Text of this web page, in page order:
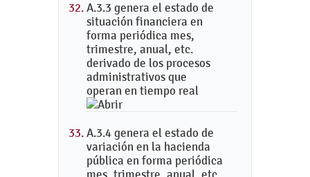
A.3.3 genera el estado de
situación financiera en
forma periódica mes,
trimestre, anual, etc.
derivado de los procesos
administrativos que
operan en tiempo real
A.3.4 genera el estado de
variación en la hacienda
pública en forma periódica
mes, trimestre, anual, etc,